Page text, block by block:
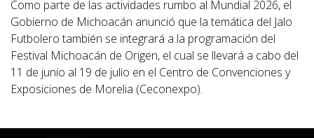
Como parte de las actividades rumbo al Mundial 2026, el
Gobierno de Michoacán anunció que la temática del Jalo
Futbolero también se integrará a la programación del
Festival Michoacán de Origen, el cual se llevará a cabo del
11 de junio al 19 de julio en el Centro de Convenciones y
Exposiciones de Morelia (Ceconexpo).